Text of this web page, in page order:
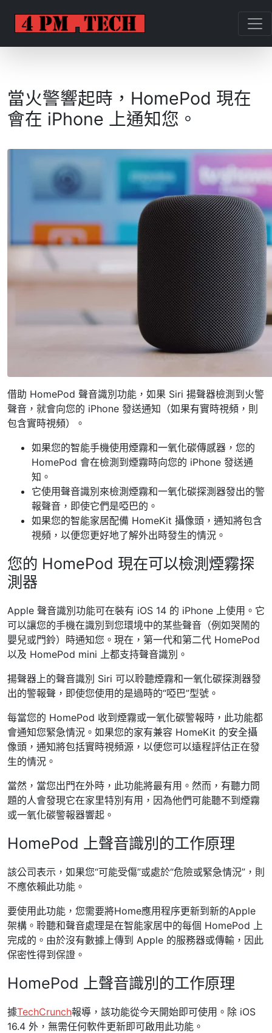
當火警響起時，HomePod 現在
會在 iPhone 上通知您。
借助 HomePod 聲音識別功能，如果 Siri 揚聲器檢測到火警
聲音，就會向您的 iPhone 發送通知（如果有實時視頻，則
包含實時視頻）。
如果您的智能手機使用煙霧和一氧化碳傳感器，您的
HomePod 會在檢測到煙霧時向您的 iPhone 發送通
知。
它使用聲音識別來檢測煙霧和一氧化碳探測器發出的警
報聲音，即使它們是啞巴的。
如果您的智能家居配備 HomeKit 攝像頭，通知將包含
視頻，以便您更好地了解外出時發生的情況。
您的 HomePod 現在可以檢測煙霧探
測器
Apple 聲音識別功能可在裝有 iOS 14 的 iPhone 上使用。它
可以讓您的手機在識別到您環境中的某些聲音（例如哭鬧的
嬰兒或門鈴）時通知您。現在，第一代和第二代 HomePod
以及 HomePod mini 上都支持聲音識別。
揚聲器上的聲音識別 Siri 可以聆聽煙霧和一氧化碳探測器發
出的警報聲，即使您使用的是過時的“啞巴”型號。
每當您的 HomePod 收到煙霧或一氧化碳警報時，此功能都
會通知您緊急情況。如果您的家有兼容 HomeKit 的安全攝
像頭，通知將包括實時視頻源，以便您可以遠程評估正在發
生的情況。
當然，當您出門在外時，此功能將最有用。然而，有聽力問
題的人會發現它在家里特別有用，因為他們可能聽不到煙霧
或一氧化碳警報器響起。
HomePod 上聲音識別的工作原理
該公司表示，如果您“可能受傷”或處於“危險或緊急情況”，則
不應依賴此功能。
要使用此功能，您需要將Home應用程序更新到新的Apple
架構。聆聽和聲音處理是在智能家居中的每個 HomePod 上
完成的。由於沒有數據上傳到 Apple 的服務器或傳輸，因此
保密性得到保證。
HomePod 上聲音識別的工作原理
據TechCrunch報導，該功能從今天開始即可使用。除 iOS
16.4 外，無需任何軟件更新即可啟用此功能。